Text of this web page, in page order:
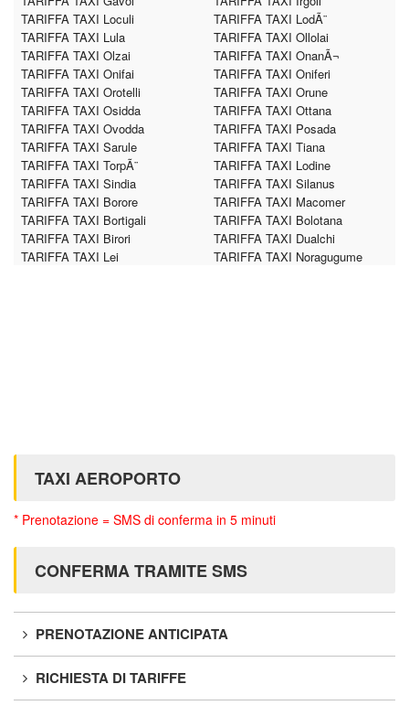
TARIFFA TAXI Loculi
TARIFFA TAXI LodÃ¨
TARIFFA TAXI Lula
TARIFFA TAXI Ollolai
TARIFFA TAXI Olzai
TARIFFA TAXI OnanÃ¬
TARIFFA TAXI Onifai
TARIFFA TAXI Oniferi
TARIFFA TAXI Orotelli
TARIFFA TAXI Orune
TARIFFA TAXI Osidda
TARIFFA TAXI Ottana
TARIFFA TAXI Ovodda
TARIFFA TAXI Posada
TARIFFA TAXI Sarule
TARIFFA TAXI Tiana
TARIFFA TAXI TorpÃ¨
TARIFFA TAXI Lodine
TARIFFA TAXI Sindia
TARIFFA TAXI Silanus
TARIFFA TAXI Borore
TARIFFA TAXI Macomer
TARIFFA TAXI Bortigali
TARIFFA TAXI Bolotana
TARIFFA TAXI Birori
TARIFFA TAXI Dualchi
TARIFFA TAXI Lei
TARIFFA TAXI Noragugume
TAXI AEROPORTO
* Prenotazione = SMS di conferma in 5 minuti
CONFERMA TRAMITE SMS
PRENOTAZIONE ANTICIPATA
RICHIESTA DI TARIFFE